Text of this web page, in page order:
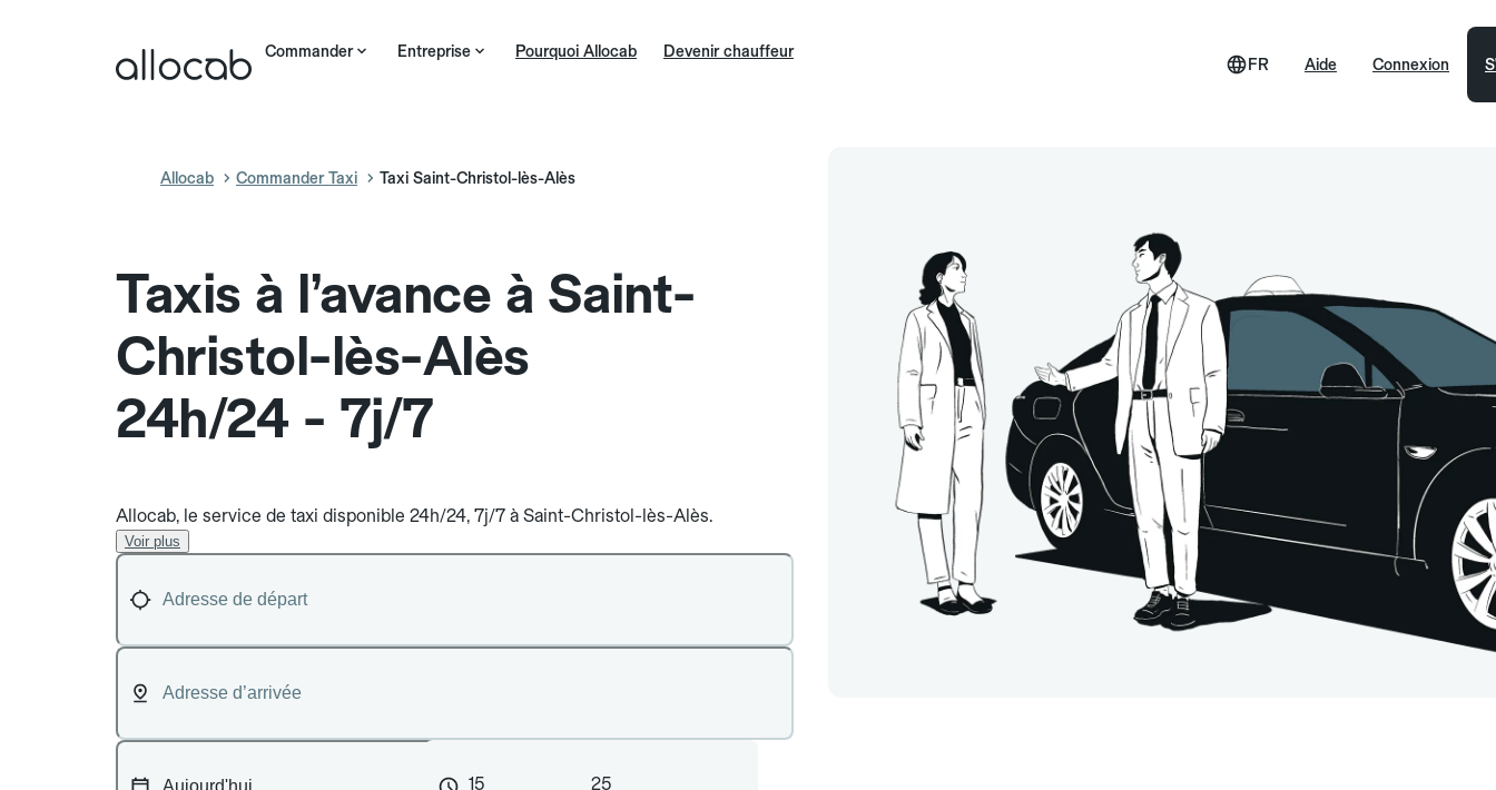
Commander Entreprise Pourquoi Allocab Devenir chauffeur
Aide
FR Connexion
Allocab Commander Taxi Taxi Saint-Christol-lès-Alès
Taxis à l’avance à Saint-
Christol-lès-Alès
24h/24 - 7j/7
Allocab, le service de taxi disponible 24h/24, 7j/7 à Saint-Christol-lès-Alès.
Voir plus
15 25